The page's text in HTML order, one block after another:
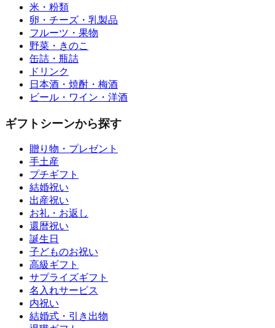
米・粉類
卵・チーズ・乳製品
フルーツ・果物
野菜・きのこ
缶詰・瓶詰
ドリンク
日本酒・焼酎・梅酒
ビール・ワイン・洋酒
ギフトシーンから探す
贈り物・プレゼント
手土産
プチギフト
結婚祝い
出産祝い
お礼・お返し
還暦祝い
誕生日
子どものお祝い
高級ギフト
サプライズギフト
名入れサービス
内祝い
結婚式・引き出物